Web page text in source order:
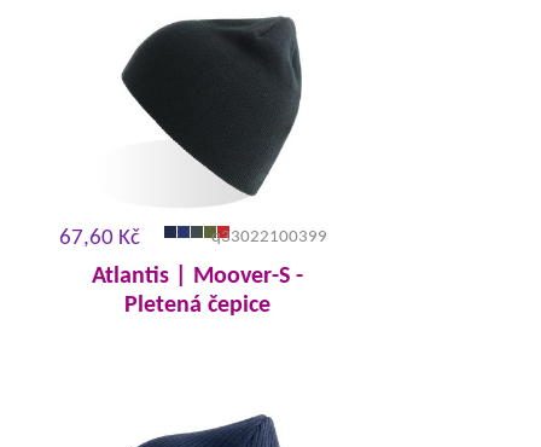
67,60 Kč q33022100399
Atlantis | Moover-S -
Pletená čepice